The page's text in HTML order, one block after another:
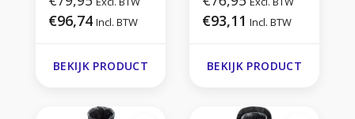
€96,74 Incl. BTW
BEKIJK PRODUCT
€93,11 Incl. BTW
BEKIJK PRODUCT